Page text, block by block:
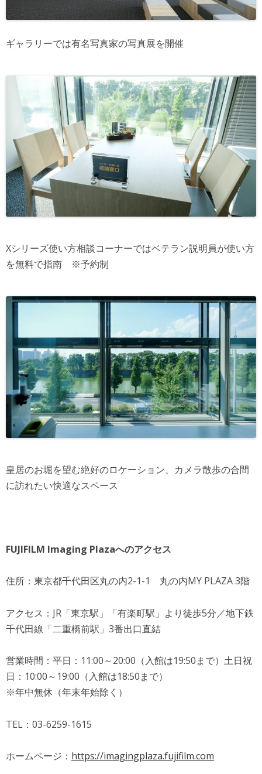
ギャラリーでは有名写真家の写真展を開催
Xシリーズ使い方相談コーナーではベテラン説明員が使い方
を無料で指南 ※予約制
皇居のお堀を望む絶好のロケーション、カメラ散歩の合間
に訪れたい快適なスペース
FUJIFILM Imaging Plazaへのアクセス
住所：東京都千代田区丸の内2-1-1 丸の内MY PLAZA 3階
アクセス：JR「東京駅」「有楽町駅」より徒歩5分／地下鉄
千代田線「二重橋前駅」3番出口直結
営業時間：平日：11:00～20:00（入館は19:50まで）土日祝
日：10:00～19:00（入館は18:50まで）
※年中無休（年末年始除く）
TEL：03-6259-1615
ホームページ： https://imagingplaza.fujifilm.com